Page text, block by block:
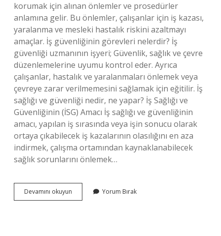
korumak için alınan önlemler ve prosedürler
anlamına gelir. Bu önlemler, çalışanlar için iş kazası,
yaralanma ve mesleki hastalık riskini azaltmayı
amaçlar. İş güvenliğinin görevleri nelerdir? İş
güvenliği uzmanının işyeri; Güvenlik, sağlık ve çevre
düzenlemelerine uyumu kontrol eder. Ayrıca
çalışanlar, hastalık ve yaralanmaları önlemek veya
çevreye zarar verilmemesini sağlamak için eğitilir. İş
sağlığı ve güvenliği nedir, ne yapar? İş Sağlığı ve
Güvenliğinin (İSG) Amacı İş sağlığı ve güvenliğinin
amacı, yapılan iş sırasında veya işin sonucu olarak
ortaya çıkabilecek iş kazalarının olasılığını en aza
indirmek, çalışma ortamından kaynaklanabilecek
sağlık sorunlarını önlemek…
Devamını okuyun
Güvenliği
Yorum Bırak